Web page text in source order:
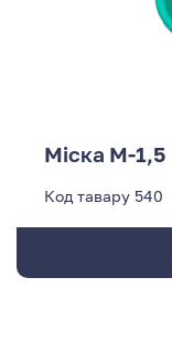
Міска М-1,5
Код тавару 540